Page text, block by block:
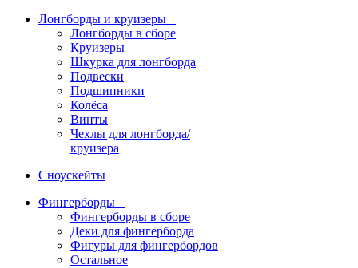
Лонгборды и круизеры
Лонгборды в сборе
Круизеры
Шкурка для лонгборда
Подвески
Подшипники
Колёса
Винты
Чехлы для лонгборда/
круизера
Сноускейты
Фингерборды
Фингерборды в сборе
Деки для фингерборда
Фигуры для фингербордов
Остальное